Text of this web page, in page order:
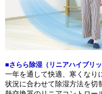
■さらら除湿（リニアハイブリッ
一年を通して快適、寒くなり
状況に合わせて除湿方法を切